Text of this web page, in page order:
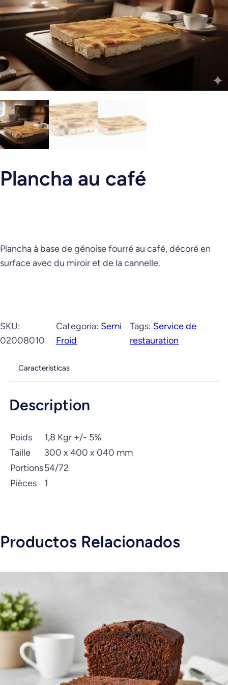
Plancha au café
Plancha à base de génoise fourré au café, décoré en
surface avec du miroir et de la cannelle.
SKU:
02008010
Categoria: Semi
Froid
Tags: Service de
restauration
Características
Description
Poids
1,8 Kgr +/- 5%
Taille
300 x 400 x 040 mm
Portions54/72
Pièces
1
Productos Relacionados